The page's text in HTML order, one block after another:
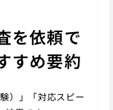
を依頼で
すめ要約
）」「対応スピー